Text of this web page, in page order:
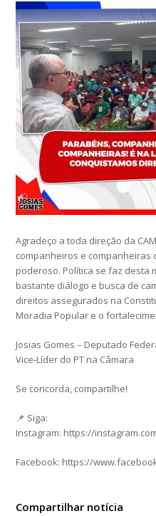
Agradeço a toda direção da
companheiros e companheiras
poderoso. Política se faz desta
bastante diálogo e busca de
direitos assegurados na
Moradia Popular e o
Josias Gomes – Deputado
Vice-Líder do PT na Câmara
Se concorda, compartilhe!
📌 Siga:
Instagram: https://
Facebook: https://
Compartilhar notícia